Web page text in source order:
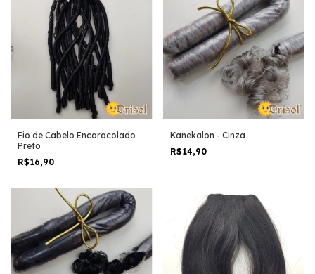
Fio de Cabelo Encaracolado
Preto
R$16,90
Kanekalon - Cinza
R$14,90